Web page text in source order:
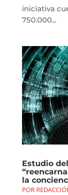
iniciativa
750.000...
Estudio
la
POR